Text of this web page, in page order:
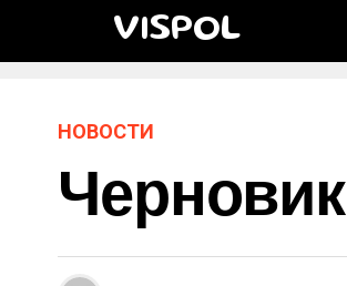
VISPOL
НОВОСТИ
Черновик